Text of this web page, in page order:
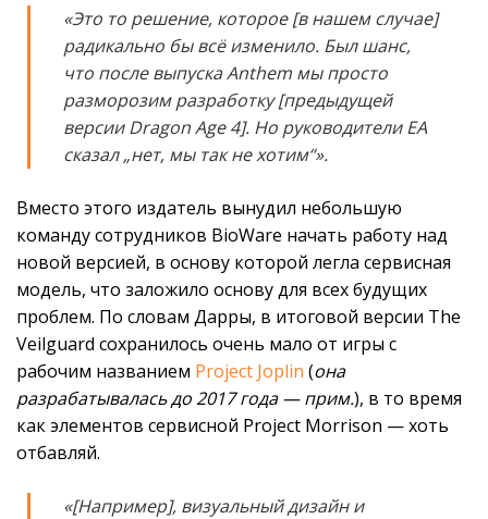
«Это то решение, которое [в нашем случае]
радикально бы всё изменило. Был шанс,
что после выпуска Anthem мы просто
разморозим разработку [предыдущей
версии Dragon Age 4]. Но руководители EA
сказал „нет, мы так не хотим“».
Вместо этого издатель вынудил небольшую
команду сотрудников BioWare начать работу над
новой версией, в основу которой легла сервисная
модель, что заложило основу для всех будущих
проблем. По словам Дарры, в итоговой версии The
Veilguard сохранилось очень мало от игры с
рабочим названием Project Joplin (она
разрабатывалась до 2017 года — прим.), в то время
как элементов сервисной Project Morrison — хоть
отбавляй.
«[Например], визуальный дизайн и